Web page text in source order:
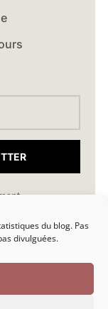
du blog. Pas
divulguées.